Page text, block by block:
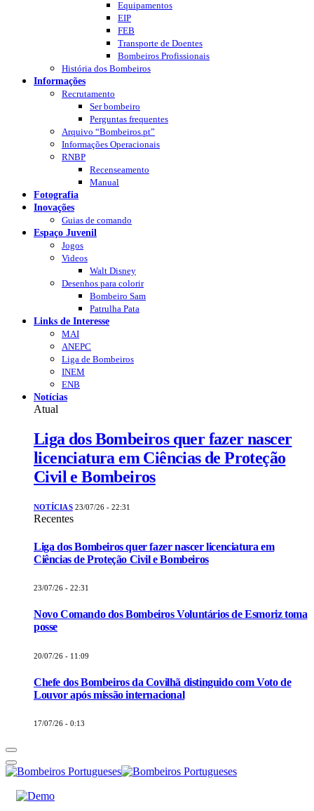
Equipamentos
EIP
FEB
Transporte de Doentes
Bombeiros Profissionais
História dos Bombeiros
Informações
Recrutamento
Ser bombeiro
Perguntas frequentes
Arquivo “Bombeiros.pt”
Informações Operacionais
RNBP
Recenseamento
Manual
Fotografia
Inovações
Guias de comando
Espaço Juvenil
Jogos
Videos
Walt Disney
Desenhos para colorir
Bombeiro Sam
Patrulha Pata
Links de Interesse
MAI
ANEPC
Liga de Bombeiros
INEM
ENB
Notícias
Atual
Liga dos Bombeiros quer fazer nascer
licenciatura em Ciências de Proteção
Civil e Bombeiros
NOTÍCIAS 23/07/26 - 22:31
Recentes
Liga dos Bombeiros quer fazer nascer licenciatura em
Ciências de Proteção Civil e Bombeiros
23/07/26 - 22:31
Novo Comando dos Bombeiros Voluntários de Esmoriz toma
posse
20/07/26 - 11:09
Chefe dos Bombeiros da Covilhã distinguido com Voto de
Louvor após missão internacional
17/07/26 - 0:13